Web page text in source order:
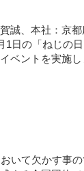
誠、本社：京
1日の「ねじの
ベントを実施
いて欠かす事